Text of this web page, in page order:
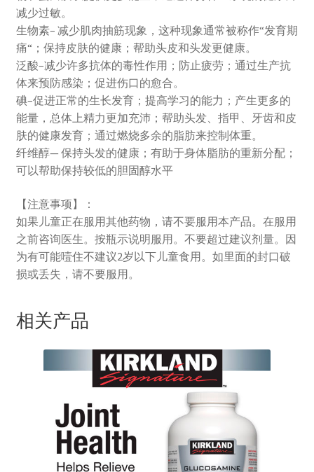
减少过敏。
生物素– 减少肌肉抽筋现象，这种现象通常被称作“发育期
痛“；保持皮肤的健康；帮助头皮和头发更健康。
泛酸–减少许多抗体的毒性作用；防止疲劳；通过生产抗
体来预防感染；促进伤口的愈合。
碘–促进正常的生长发育；提高学习的能力；产生更多的
能量，总体上精力更加充沛；帮助头发、指甲、牙齿和皮
肤的健康发育；通过燃烧多余的脂肪来控制体重。
纤维醇— 保持头发的健康；有助于身体脂肪的重新分配；
可以帮助保持较低的胆固醇水平
【注意事项】：
如果儿童正在服用其他药物，请不要服用本产品。在服用
之前咨询医生。按瓶示说明服用。不要超过建议剂量。因
为有可能噎住不建议2岁以下儿童食用。如里面的封口破
损或丢失，请不要服用。
相关产品